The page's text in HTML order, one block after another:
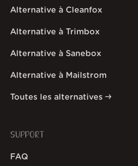
Alternative à Cleanfox
Alternative à Trimbox
Alternative à Sanebox
Alternative à Mailstrom
Toutes les alternatives
SUPPORT
FAQ